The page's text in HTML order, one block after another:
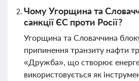
Чому Угорщина та
санкції ЄС проти Росії?
Угорщина та Словаччина
припинення транзиту нафти
«Дружба», що створює
використовується як